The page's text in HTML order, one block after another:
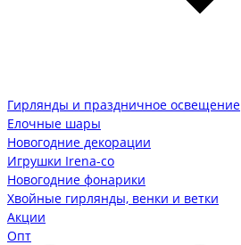
Гирлянды и праздничное освещение
Елочные шары
Новогодние декорации
Игрушки Irena-co
Новогодние фонарики
Хвойные гирлянды, венки и ветки
Акции
Опт